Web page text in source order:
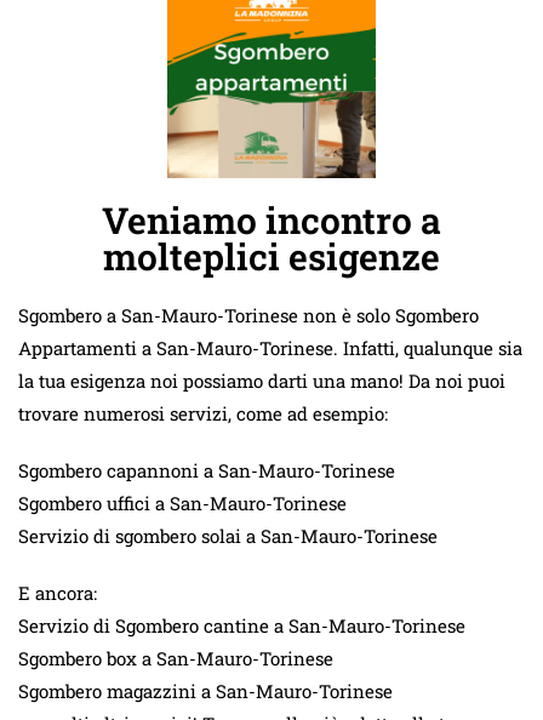
Veniamo incontro a
molteplici esigenze
Sgombero a San-Mauro-Torinese non è solo Sgombero
Appartamenti a San-Mauro-Torinese. Infatti, qualunque sia
la tua esigenza noi possiamo darti una mano! Da noi puoi
trovare numerosi servizi, come ad esempio:
Sgombero capannoni a San-Mauro-Torinese
Sgombero uffici a San-Mauro-Torinese
Servizio di sgombero solai a San-Mauro-Torinese
E ancora:
Servizio di Sgombero cantine a San-Mauro-Torinese
Sgombero box a San-Mauro-Torinese
Sgombero magazzini a San-Mauro-Torinese